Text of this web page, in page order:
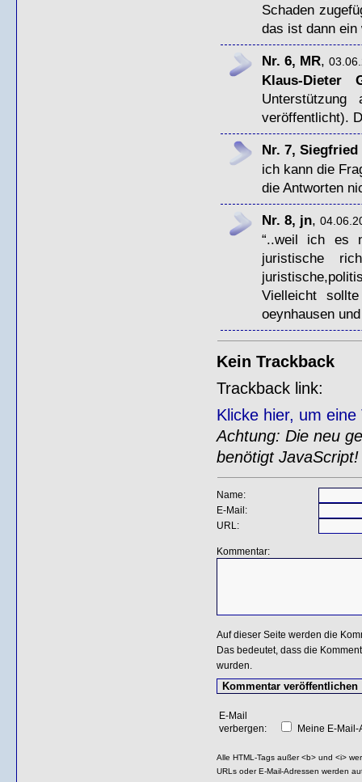
Schaden
das ist dann
Nr. 6, MR,
Klaus-Dieter
veröffentlicht).
Nr. 7,
ich kann die
die Antworten
Nr. 8, jn,
“..weil ich es
juristische
Vielleicht
oeynhausen
Kein Trackback
Trackback link:
Klicke hier, um
Achtung: Die neu
benötigt JavaScript!
Name:
E-Mail:
URL:
Kommentar:
Auf dieser Seite werden die
Das bedeutet, dass die
wurden.
E-Mail
verbergen:
Meine E-
Alle HTML-Tags außer <b> und <i>
URLs oder E-Mail-Adressen werden